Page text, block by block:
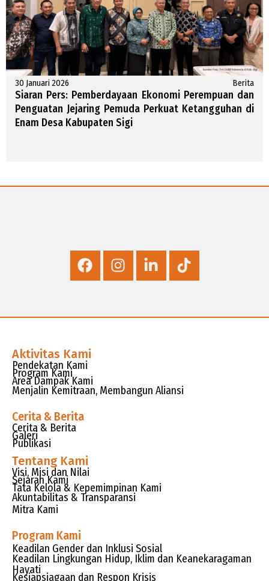
30 Januari 2026 Berita
Siaran Pers: Pemberdayaan Ekonomi Perempuan dan
Penguatan Jejaring Pemuda Perkuat Ketangguhan di
Enam Desa Kabupaten Sigi
Aktivitas Kami
Pendekatan Kami
Program Kami
Area Dampak Kami
Menjalin Kemitraan, Membangun Aliansi
Cerita & Berita
Cerita & Berita
Galeri
Publikasi
Tentang Kami
Visi, Misi dan Nilai
Sejarah Kami
Tata Kelola & Kepemimpinan Kami
Akuntabilitas & Transparansi
Mitra Kami
Program Kami
Keadilan Gender dan Inklusi Sosial
Keadilan Lingkungan Hidup, Iklim dan Keanekaragaman
Hayati
Kesiapsiagaan dan Respon Krisis